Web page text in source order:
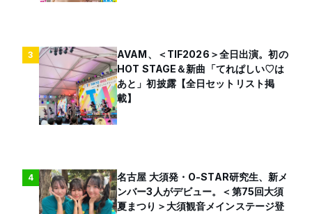
3
AVAM、＜TIF2026＞全日出演。初の
HOT STAGE＆新曲「てれぱしい♡は
あと」初披露【全日セットリスト掲
載】
4
名古屋 大須発・O-STAR研究生、新メ
ンバー3人がデビュー。＜第75回大須
夏まつり＞大須観音メインステージ登